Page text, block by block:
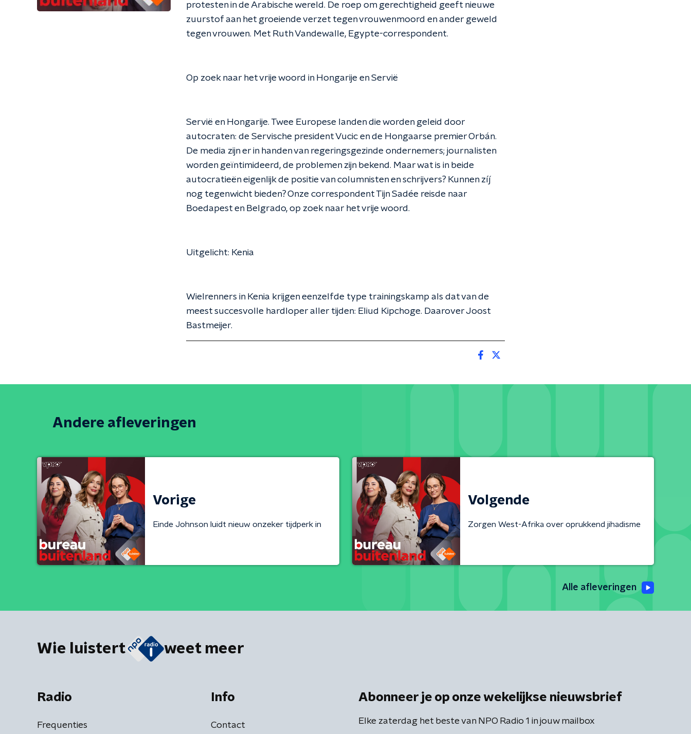
protesten in de Arabische wereld. De roep om gerechtigheid geeft nieuwe
zuurstof aan het groeiende verzet tegen vrouwenmoord en ander geweld
tegen vrouwen. Met Ruth Vandewalle, Egypte-correspondent.
Op zoek naar het vrije woord in Hongarije en Servië
Servië en Hongarije. Twee Europese landen die worden geleid door
autocraten: de Servische president Vucic en de Hongaarse premier Orbán.
De media zijn er in handen van regeringsgezinde ondernemers; journalisten
worden geïntimideerd, de problemen zijn bekend. Maar wat is in beide
autocratieën eigenlijk de positie van columnisten en schrijvers? Kunnen zíj
nog tegenwicht bieden? Onze correspondent Tijn Sadée reisde naar
Boedapest en Belgrado, op zoek naar het vrije woord.
Uitgelicht: Kenia
Wielrenners in Kenia krijgen eenzelfde type trainingskamp als dat van de
meest succesvolle hardloper aller tijden: Eliud Kipchoge. Daarover Joost
Bastmeijer.
Andere afleveringen
Vorige
Einde Johnson luidt nieuw onzeker tijdperk in
Volgende
Zorgen West-Afrika over oprukkend jihadisme
Alle afleveringen
Wie luistert weet meer
Radio
Frequenties
Info
Contact
Abonneer je op onze wekelijkse nieuwsbrief
Elke zaterdag het beste van NPO Radio 1 in jouw mailbox